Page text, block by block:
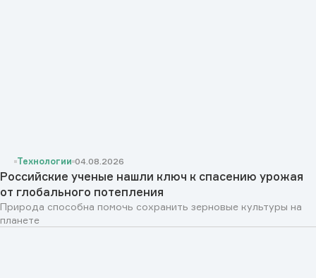
Технологии 04.08.2026
Российские ученые нашли ключ к спасению урожая
от глобального потепления
Природа способна помочь сохранить зерновые культуры на
планете